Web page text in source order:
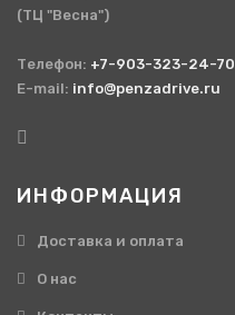
(ТЦ "Весна")
Телефон: +7-903-323-24-70
E-mail: info@penzadrive.ru
ИНФОРМАЦИЯ
Доставка и оплата
О нас